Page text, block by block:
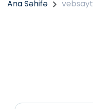
Ana Səhifə vebsayt